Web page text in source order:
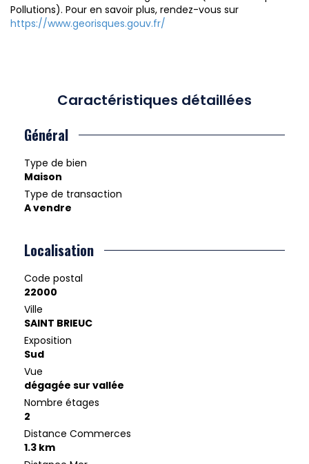
Pollutions). Pour en savoir plus, rendez-vous sur
https://www.georisques.gouv.fr/
Caractéristiques détaillées
Général
Type de bien
Maison
Type de transaction
A vendre
Localisation
Code postal
22000
Ville
SAINT BRIEUC
Exposition
Sud
Vue
dégagée sur vallée
Nombre étages
2
Distance Commerces
1.3 km